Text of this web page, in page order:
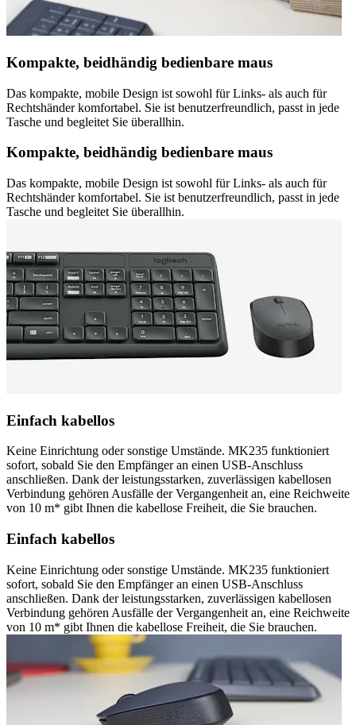
Kompakte, beidhändig bedienbare maus
Das kompakte, mobile Design ist sowohl für Links- als auch für
Rechtshänder komfortabel. Sie ist benutzerfreundlich, passt in jede
Tasche und begleitet Sie überallhin.
Kompakte, beidhändig bedienbare maus
Das kompakte, mobile Design ist sowohl für Links- als auch für
Rechtshänder komfortabel. Sie ist benutzerfreundlich, passt in jede
Tasche und begleitet Sie überallhin.
Einfach kabellos
Keine Einrichtung oder sonstige Umstände. MK235 funktioniert
sofort, sobald Sie den Empfänger an einen USB-Anschluss
anschließen. Dank der leistungsstarken, zuverlässigen kabellosen
Verbindung gehören Ausfälle der Vergangenheit an, eine Reichweite
von 10 m* gibt Ihnen die kabellose Freiheit, die Sie brauchen.
Einfach kabellos
Keine Einrichtung oder sonstige Umstände. MK235 funktioniert
sofort, sobald Sie den Empfänger an einen USB-Anschluss
anschließen. Dank der leistungsstarken, zuverlässigen kabellosen
Verbindung gehören Ausfälle der Vergangenheit an, eine Reichweite
von 10 m* gibt Ihnen die kabellose Freiheit, die Sie brauchen.